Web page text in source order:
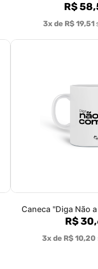
R$
3x de R$ 19,51
Caneca "Diga Não
R$
3x de R$ 10,20